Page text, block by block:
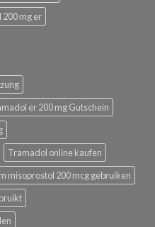
mg er
er 200 mg Gutschein
Tramadol online kaufen
misoprostol 200 mcg gebruiken